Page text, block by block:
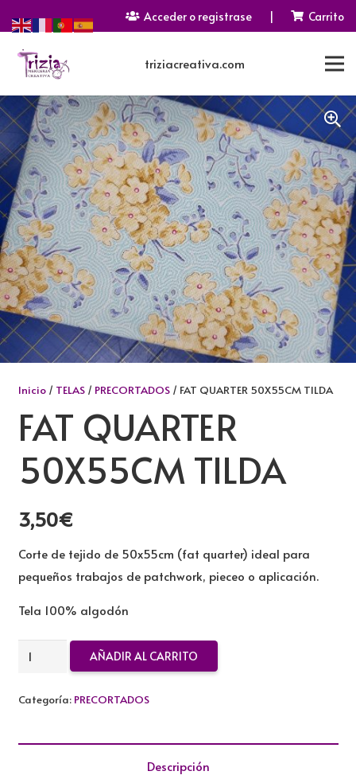
Acceder o registrase | Carrito
triziacreativa.com
Inicio/ TELAS/ PRECORTADOS/ FAT QUARTER 50X55CM TILDA
FAT QUARTER
50X55CM TILDA
3,50€
Corte de tejido de 50x55cm (fat quarter) ideal para
pequeños trabajos de patchwork, pieceo o aplicación.
Tela 100% algodón
FAT
50X55CM
AÑADIR AL CARRITO
Categoría: PRECORTADOS
Descripción